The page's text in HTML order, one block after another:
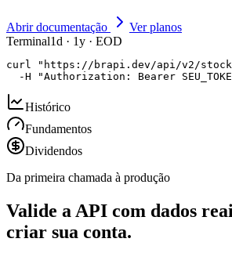
Abrir documentação
Ver planos
Terminal1d · 1y · EOD
curl "https://brapi.dev/api/v2/stocks/
-H "Authorization: Bearer
Histórico
Fundamentos
Dividendos
Da primeira chamada à produção
Valide a API com dados
criar sua conta.